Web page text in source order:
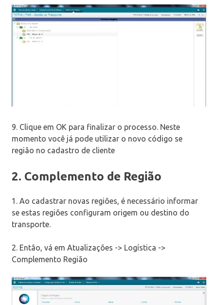
9. Clique em OK para finalizar o processo. Neste
momento você já pode utilizar o novo código se
região no cadastro de cliente
2. Complemento de Região
1. Ao cadastrar novas regiões, é necessário informar
se estas regiões configuram origem ou destino do
transporte.
2. Então, vá em Atualizações -> Logística ->
Complemento Região